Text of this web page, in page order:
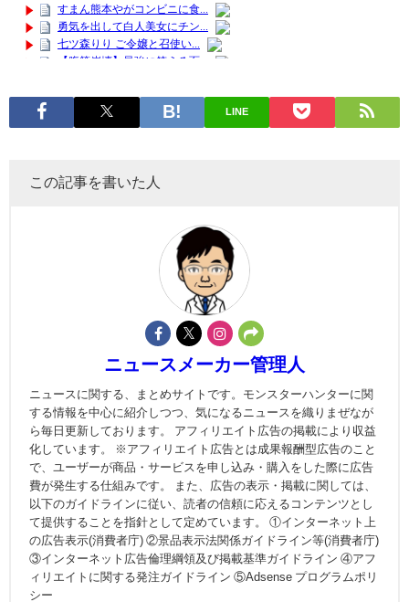
LINE
この記事を書いた人
ニュースメーカー管理人
ニュースに関する、まとめサイトです。モンスターハンターに関
する情報を中心に紹介しつつ、気になるニュースを織りまぜなが
ら毎日更新しております。 アフィリエイト広告の掲載により収益
化しています。 ※アフィリエイト広告とは成果報酬型広告のこと
で、ユーザーが商品・サービスを申し込み・購入をした際に広告
費が発生する仕組みです。 また、広告の表示・掲載に関しては、
以下のガイドラインに従い、読者の信頼に応えるコンテンツとし
て提供することを指針として定めています。 ①インターネット上
の広告表示(消費者庁) ②景品表示法関係ガイドライン等(消費者庁)
③インターネット広告倫理綱領及び掲載基準ガイドライン ④アフ
ィリエイトに関する発注ガイドライン ⑤Adsense プログラムポリ
シー